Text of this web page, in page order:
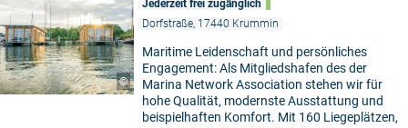
©
Jederzeit frei zugänglich
Dorfstraße, 17440 Krummin
Maritime Leidenschaft und persönliches
Engagement: Als Mitgliedshafen des der
Marina Network Association stehen wir für
hohe Qualität, modernste Ausstattung und
beispielhaften Komfort. Mit 160 Liegeplätzen,